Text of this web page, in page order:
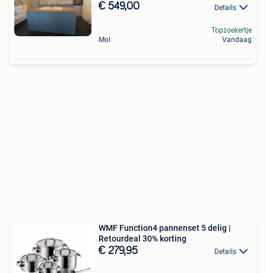
€ 549,00 Details
Mol
Topzoekertje
Vandaag
WMF Function4 pannenset 5 delig |
Retourdeal 30% korting
€ 279,95 Details